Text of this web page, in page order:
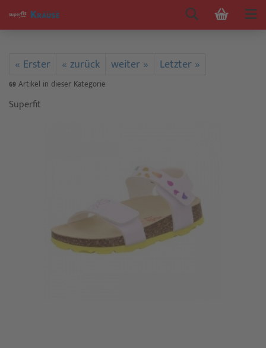
« Erster « zurück weiter » Letzter »
69Artikel in dieser Kategorie
Superfit